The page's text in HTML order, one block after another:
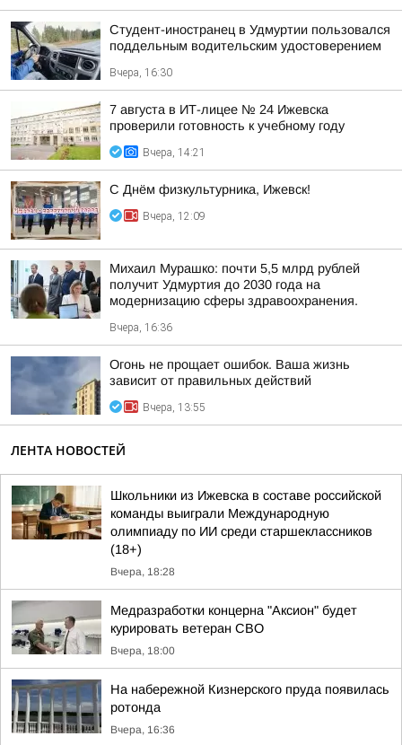
Студент-иностранец в Удмуртии пользовался
поддельным водительским удостоверением
Вчера, 16:30
7 августа в ИТ-лицее № 24 Ижевска
проверили готовность к учебному году
Вчера, 14:21
С Днём физкультурника, Ижевск!
Вчера, 12:09
Михаил Мурашко: почти 5,5 млрд рублей
получит Удмуртия до 2030 года на
модернизацию сферы здравоохранения.
Вчера, 16:36
Огонь не прощает ошибок. Ваша жизнь
зависит от правильных действий
Вчера, 13:55
ЛЕНТА НОВОСТЕЙ
Школьники из Ижевска в составе российской
команды выиграли Международную
олимпиаду по ИИ среди старшеклассников
(18+)
Вчера, 18:28
Медразработки концерна "Аксион" будет
курировать ветеран СВО
Вчера, 18:00
На набережной Кизнерского пруда появилась
ротонда
Вчера, 16:36